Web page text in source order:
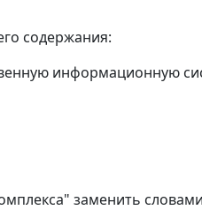
содержания:
информационную
заменить